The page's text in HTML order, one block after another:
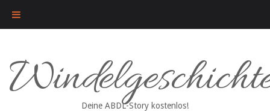
content
Deine ABDL-Story kostenlos!